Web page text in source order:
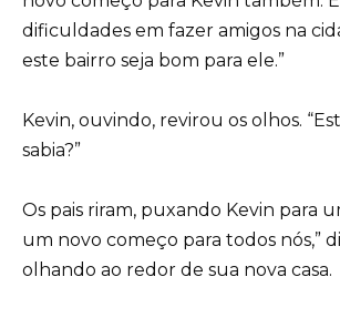
dificuldades em fazer amigos na
este bairro seja bom para ele.”
Kevin, ouvindo, revirou os olhos.
sabia?”
Os pais riram, puxando Kevin para
um novo começo para todos nós,”
olhando ao redor de sua nova casa.